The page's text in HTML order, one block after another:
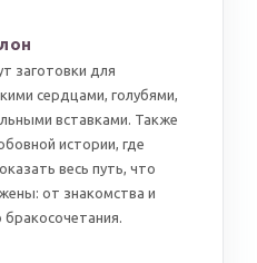
заготовки для
сердцами, голубями,
вставками. Также
истории, где
весь путь, что
от знакомства и